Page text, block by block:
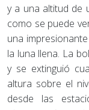
y a una altitud de
como se puede
una
la luna llena. La
y se extinguió
altura sobre el
desde las